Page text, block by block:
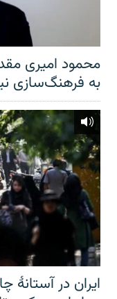
محمود امیری
به فرهنگ‌سازی
ایران در آستانهٔ